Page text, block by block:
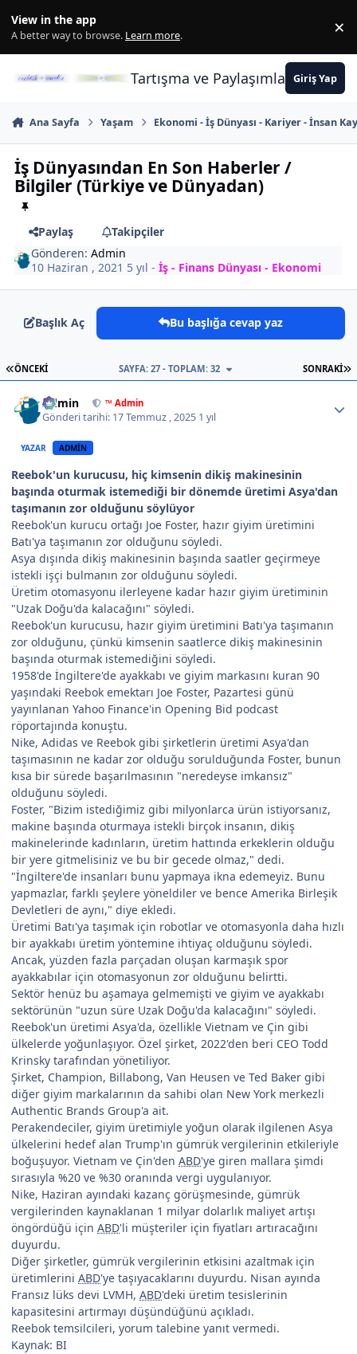
View in the app
A better way to browse. Learn more. ×
Tartışma ve PaylaşımlarınGiriş Yap
Ana Sayfa Yaşam Ekonomi - İş Dünyası - Kariyer - İnsan
İş Dünyasından En Son Haberler /
Bilgiler (Türkiye ve Dünyadan)
Paylaş
Takipçiler
Gönderen:Admin
10 Haziran , 2021 5 yıl -İş - Finans Dünyası - Ekonomi
Başlık Aç Bu başlığa cevap yaz
İLK SAYFA
ÖNCEKI SONRAKI
SAYFA: 27 - TOPLAM: 32
Admin ™ Admin
Gönderi tarihi: 17 Temmuz , 2025 1 yıl
YAZAR ADMIN
Reebok'un kurucusu, hiç kimsenin dikiş makinesinin
başında oturmak istemediği bir dönemde üretimi Asya'dan
taşımanın zor olduğunu söylüyor
Reebok'un kurucu ortağı Joe Foster, hazır giyim üretimini
Batı'ya taşımanın zor olduğunu söyledi.
Asya dışında dikiş makinesinin başında saatler geçirmeye
istekli işçi bulmanın zor olduğunu söyledi.
Üretim otomasyonu ilerleyene kadar hazır giyim üretiminin
"Uzak Doğu'da kalacağını" söyledi.
Reebok'un kurucusu, hazır giyim üretimini Batı'ya taşımanın
zor olduğunu, çünkü kimsenin saatlerce dikiş makinesinin
başında oturmak istemediğini söyledi.
1958'de İngiltere'de ayakkabı ve giyim markasını kuran 90
yaşındaki Reebok emektarı Joe Foster, Pazartesi günü
yayınlanan Yahoo Finance'in Opening Bid podcast
röportajında konuştu.
Nike, Adidas ve Reebok gibi şirketlerin üretimi Asya'dan
taşımasının ne kadar zor olduğu sorulduğunda Foster, bunun
kısa bir sürede başarılmasının "neredeyse imkansız"
olduğunu söyledi.
Foster, "Bizim istediğimiz gibi milyonlarca ürün istiyorsanız,
makine başında oturmaya istekli birçok insanın, dikiş
makinelerinde kadınların, üretim hattında erkeklerin olduğu
bir yere gitmelisiniz ve bu bir gecede olmaz," dedi.
"İngiltere'de insanları bunu yapmaya ikna edemeyiz. Bunu
yapmazlar, farklı şeylere yöneldiler ve bence Amerika Birleşik
Devletleri de aynı," diye ekledi.
Üretimi Batı'ya taşımak için robotlar ve otomasyonla daha hızlı
bir ayakkabı üretim yöntemine ihtiyaç olduğunu söyledi.
Ancak, yüzden fazla parçadan oluşan karmaşık spor
ayakkabılar için otomasyonun zor olduğunu belirtti.
Sektör henüz bu aşamaya gelmemişti ve giyim ve ayakkabı
sektörünün "uzun süre Uzak Doğu'da kalacağını" söyledi.
Reebok'un üretimi Asya'da, özellikle Vietnam ve Çin gibi
ülkelerde yoğunlaşıyor. Özel şirket, 2022'den beri CEO Todd
Krinsky tarafından yönetiliyor.
Şirket, Champion, Billabong, Van Heusen ve Ted Baker gibi
diğer giyim markalarının da sahibi olan New York merkezli
Authentic Brands Group'a ait.
Perakendeciler, giyim üretimiyle yoğun olarak ilgilenen Asya
ülkelerini hedef alan Trump'ın gümrük vergilerinin etkileriyle
boğuşuyor. Vietnam ve Çin'den ABD'ye giren mallara şimdi
sırasıyla %20 ve %30 oranında vergi uygulanıyor.
Nike, Haziran ayındaki kazanç görüşmesinde, gümrük
vergilerinden kaynaklanan 1 milyar dolarlık maliyet artışı
öngördüğü için ABD'li müşteriler için fiyatları artıracağını
duyurdu.
Diğer şirketler, gümrük vergilerinin etkisini azaltmak için
üretimlerini ABD'ye taşıyacaklarını duyurdu. Nisan ayında
Fransız lüks devi LVMH, ABD'deki üretim tesislerinin
kapasitesini artırmayı düşündüğünü açıkladı.
Reebok temsilcileri, yorum talebine yanıt vermedi.
Kaynak: BI